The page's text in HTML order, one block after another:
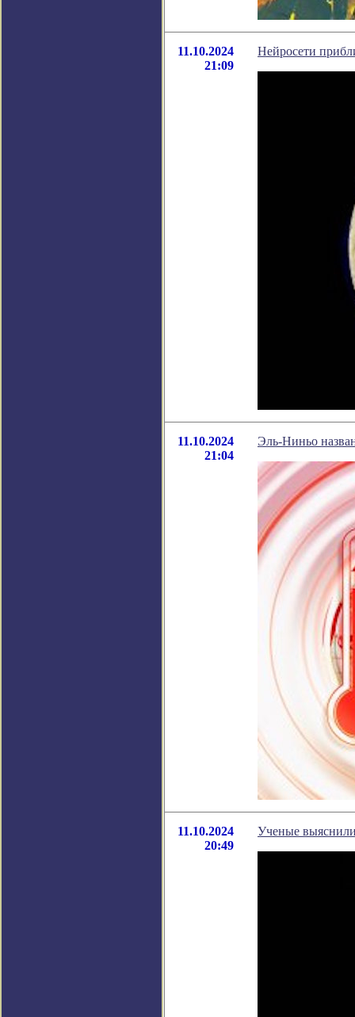
11.10.2024
21:09
Нейросети
11.10.2024
21:04
Эль-Ниньо
11.10.2024
20:49
Ученые